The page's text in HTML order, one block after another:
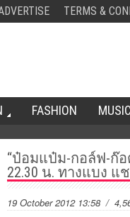
TERMS &
FASHION
“ป๋อมแป๋ม-กอล์ฟ-ก๊อ
22.30 น. ทางแบง แ
19 October 2012 13:58 /